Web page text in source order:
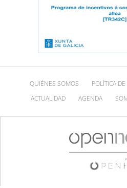
QUIÉNES SOMOS POLÍTICA
ACTUALIDAD
AGENDA